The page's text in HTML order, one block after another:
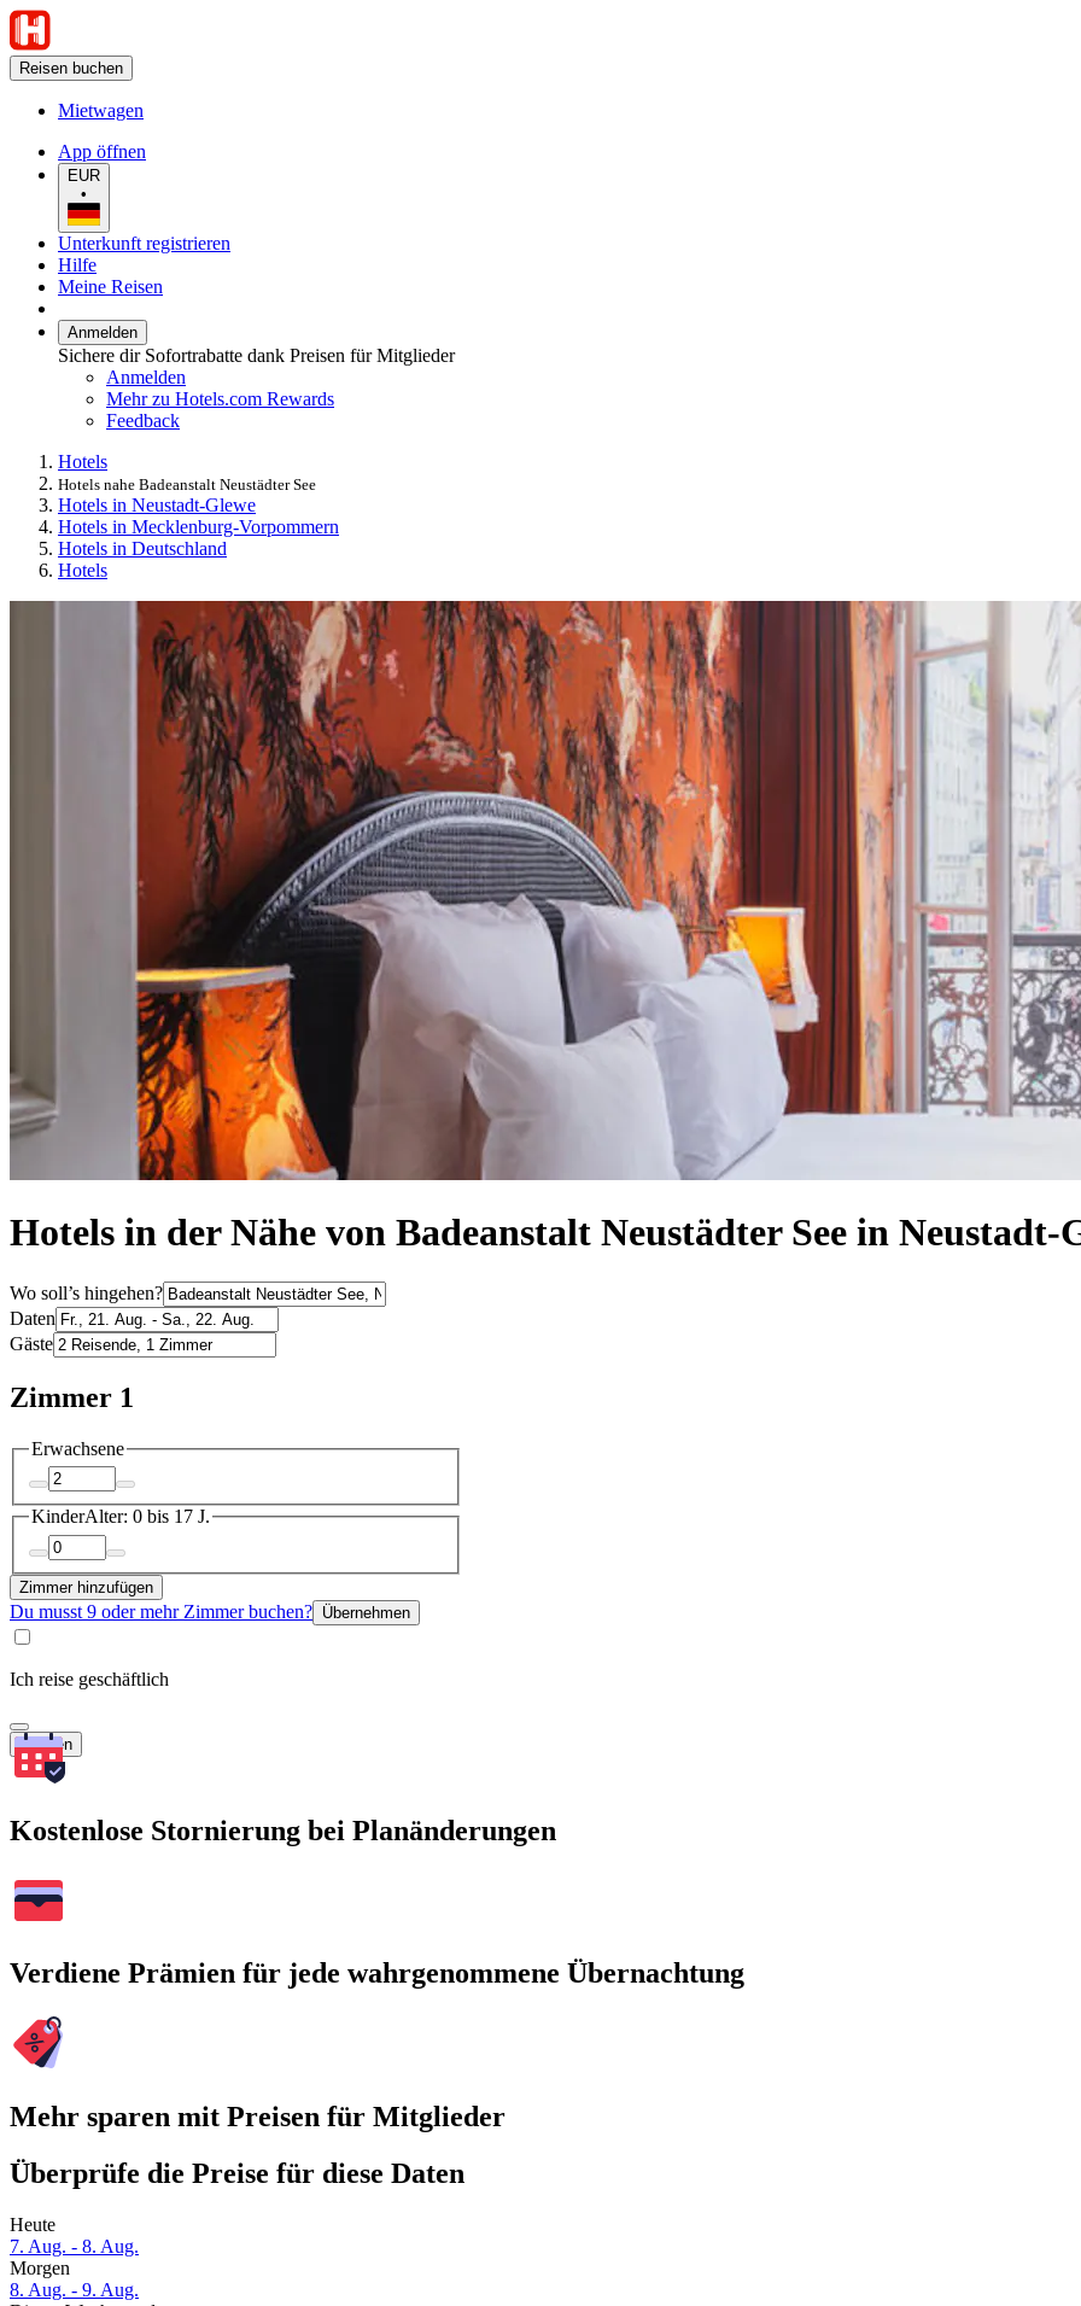
Reisen buchen
Mietwagen
App öffnen
EUR
•
Unterkunft registrieren
Hilfe
Meine Reisen
Anmelden
Sichere dir Sofortrabatte dank Preisen für Mitglieder
Anmelden
Mehr zu Hotels.com Rewards
Feedback
Hotels
Hotels nahe Badeanstalt Neustädter See
Hotels in Neustadt-Glewe
Hotels in Mecklenburg-Vorpommern
Hotels in Deutschland
Hotels
Hotels in der Nähe von Badeanstalt Neustädter See in Neustadt-
Wo soll’s hingehen?
Daten
Gäste
Zimmer 1
Erwachsene
KinderAlter: 0 bis 17 J.
Zimmer hinzufügen
Du musst 9 oder mehr Zimmer buchen? Übernehmen
Ich reise geschäftlich
Suchen
Kostenlose Stornierung bei Planänderungen
Verdiene Prämien für jede wahrgenommene Übernachtung
Mehr sparen mit Preisen für Mitglieder
Überprüfe die Preise für diese Daten
Heute
7. Aug. - 8. Aug.
Morgen
8. Aug. - 9. Aug.